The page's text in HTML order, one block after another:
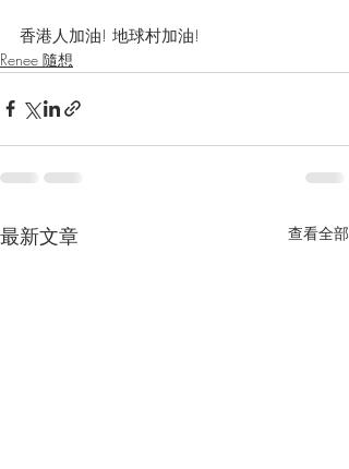
香港人加油! 地球村加油!
Renee 隨想
最新文章 查看全部